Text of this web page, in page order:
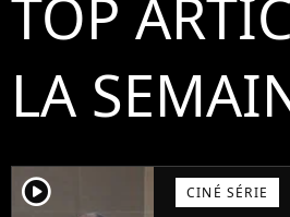
TOP
LA
player2 CINÉ SÉRIE